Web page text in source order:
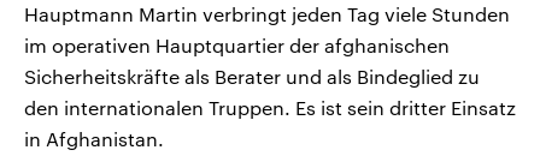
Hauptmann Martin verbringt jeden Tag viele Stunden
im operativen Hauptquartier der afghanischen
Sicherheitskräfte als Berater und als Bindeglied zu
den internationalen Truppen. Es ist sein dritter Einsatz
in Afghanistan.